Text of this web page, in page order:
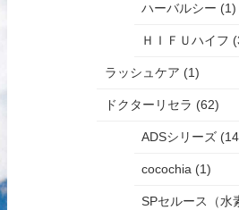
ハーバルシー (1)
ＨＩＦＵハイフ
ラッシュケア (1)
ドクターリセラ (62)
ADSシリーズ
cocochia (1)
SPセルース（水